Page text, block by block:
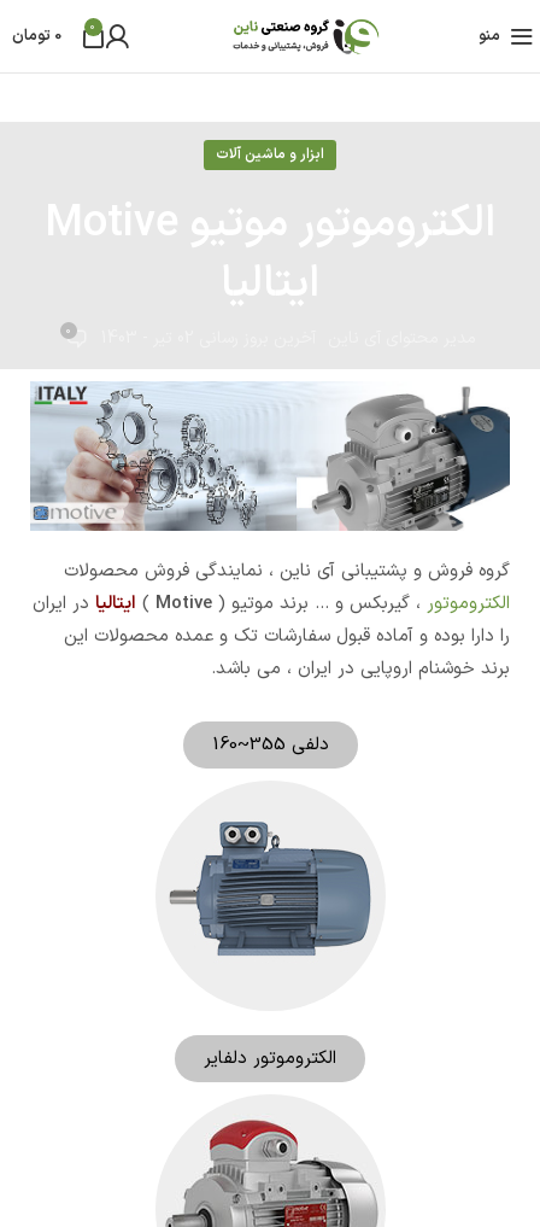
منو 0
0 تومان
ابزار و ماشین آلات
0
گروه فروش و پشتیبانی آی ناین ، نمایندگی فروش محصولات
الکتروموتور ، گیربکس و ... برند موتیو ( Motive
) ایتالیا در ایران
را دارا بوده و آماده قبول سفارشات تک و عمده محصولات این
برند خوشنام اروپایی در ایران ، می باشد.
دلفی 355~160
الکتروموتور دلفایر